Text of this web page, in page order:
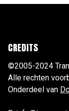
CREDITS
©2005-2024
Alle rechten
Onderdeel van